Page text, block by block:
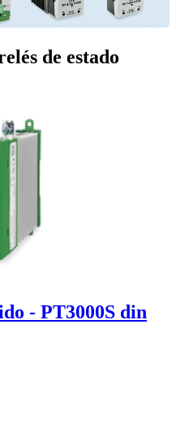
de estado
- PT3000S din